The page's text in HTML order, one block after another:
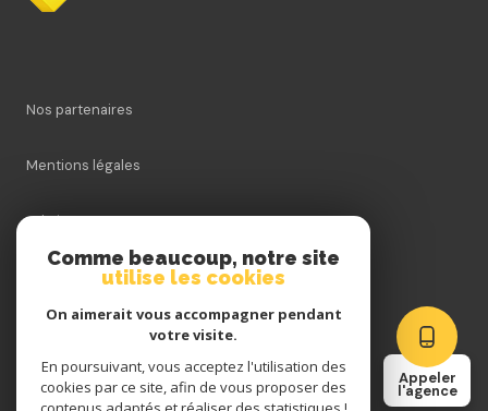
Appeler
l'agence
Nos partenaires
Mentions légales
Admin
Nos honoraires
Cookies
Comme beaucoup, notre site
utilise les cookies
On aimerait vous accompagner pendant
votre visite.
En poursuivant, vous acceptez l'utilisation des
cookies par ce site, afin de vous proposer des